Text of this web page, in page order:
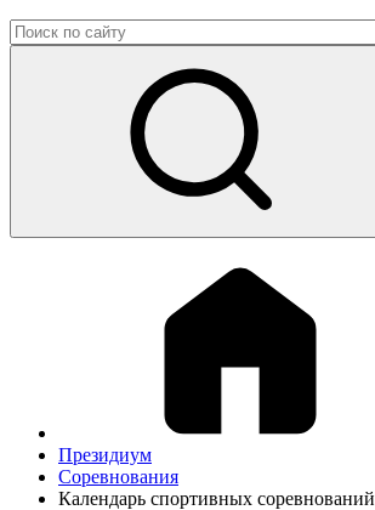
Президиум
Соревнования
Календарь спортивных соревнований